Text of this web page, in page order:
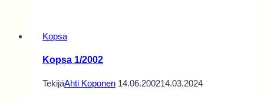
Kopsa
Kopsa 1/2002
TekijäAhti Koponen 14.06.200214.03.2024